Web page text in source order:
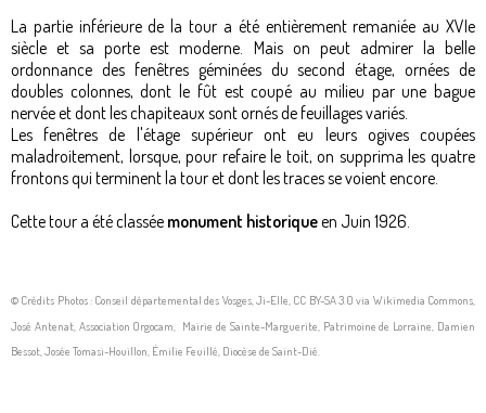
La partie inférieure de la tour a été entièrement remaniée au XVIe
siècle et sa porte est moderne. Mais on peut admirer la belle
ordonnance des fenêtres géminées du second étage, ornées de
doubles colonnes, dont le fût est coupé au milieu par une bague
nervée et dont les chapiteaux sont ornés de feuillages variés.
Les fenêtres de l'étage supérieur ont eu leurs ogives coupées
maladroitement, lorsque, pour refaire le toit, on supprima les quatre
frontons qui terminent la tour et dont les traces se voient encore.
Cette tour a été classée monument historiqueen Juin 1926.
© Crédits Photos : Conseil départemental des Vosges, Ji-Elle, CC BY-SA 3.0 via Wikimedia Commons,
José Antenat, Association Orgocam, Mairie de Sainte-Marguerite, Patrimoine de Lorraine, Damien
Bessot, Josée Tomasi-Houillon, Émilie Feuillé, Diocèse de Saint-Dié.